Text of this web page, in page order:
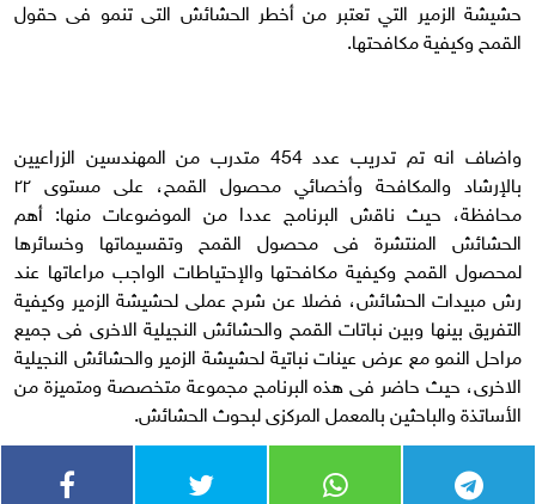
حشيشة الزمير التي تعتبر من أخطر الحشائش التى تنمو فى حقول
القمح وكيفية مكافحتها.
واضاف انه تم تدريب عدد 454 متدرب من المهندسين الزراعيين
بالإرشاد والمكافحة وأخصائي محصول القمح، على مستوى ٢٢
محافظة، حيث ناقش البرنامج عددا من الموضوعات منها: أهم
الحشائش المنتشرة فى محصول القمح وتقسيماتها وخسائرها
لمحصول القمح وكيفية مكافحتها والإحتياطات الواجب مراعاتها عند
رش مبيدات الحشائش، فضلا عن شرح عملى لحشيشة الزمير وكيفية
التفريق بينها وبين نباتات القمح والحشائش النجيلية الاخرى فى جميع
مراحل النمو مع عرض عينات نباتية لحشيشة الزمير والحشائش النجيلية
الاخرى، حيث حاضر فى هذه البرنامج مجموعة متخصصة ومتميزة من
الأساتذة والباحثين بالمعمل المركزى لبحوث الحشائش.